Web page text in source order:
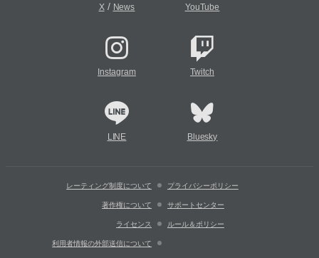
X/ News YouTube
Instagram Twitch
LINE Bluesky
レーティング制度について プライバシーポリシー
著作権について サポートセンター
ライセンス ルール＆ポリシー
利用者情報の外部送信について